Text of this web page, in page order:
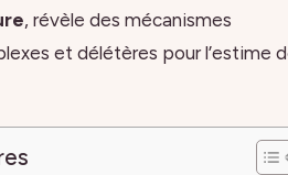
, révèle des mécanismes
et délétères pour l’estime